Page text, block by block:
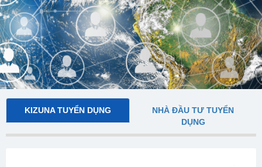
KIZUNA TUYỂN DỤNG
NHÀ ĐẦU TƯ TUYỂN
DỤNG